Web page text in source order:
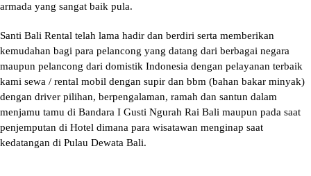
armada yang sangat baik pula.
Santi Bali Rental telah lama hadir dan berdiri serta memberikan
kemudahan bagi para pelancong yang datang dari berbagai negara
maupun pelancong dari domistik Indonesia dengan pelayanan terbaik
kami sewa / rental mobil dengan supir dan bbm (bahan bakar minyak)
dengan driver pilihan, berpengalaman, ramah dan santun dalam
menjamu tamu di Bandara I Gusti Ngurah Rai Bali maupun pada saat
penjemputan di Hotel dimana para wisatawan menginap saat
kedatangan di Pulau Dewata Bali.